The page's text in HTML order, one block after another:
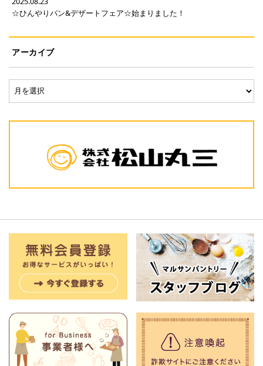
☆ひんやりパン&デザートフェア☆始まりました！
アーカイブ